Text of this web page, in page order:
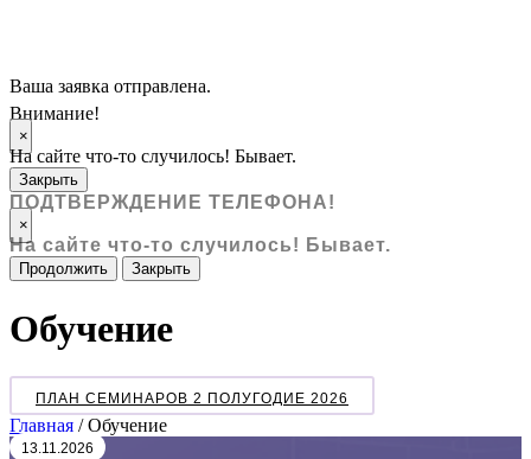
Ваша заявка отправлена.
Внимание!
×
На сайте что-то случилось! Бывает.
Закрыть
ПОДТВЕРЖДЕНИЕ ТЕЛЕФОНА!
×
На сайте что-то случилось! Бывает.
Продолжить Закрыть
Обучение
ПЛАН СЕМИНАРОВ 2 ПОЛУГОДИЕ 2026
Главная / Обучение
13.11.2026